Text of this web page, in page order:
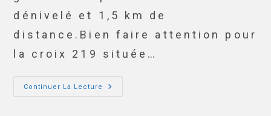
dénivelé et 1,5 km de
distance.Bien faire attention pour
la croix 219 située…
Continuer La Lecture